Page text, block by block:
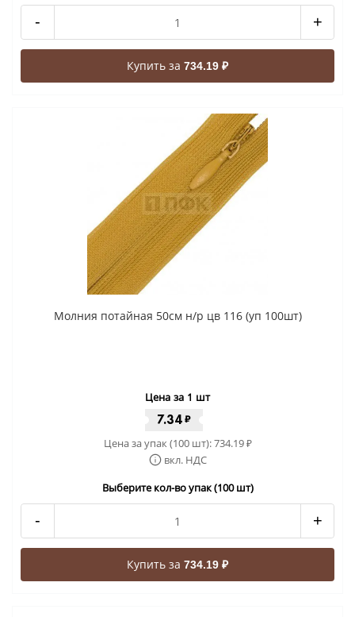
- +
Купить за 734.19 ₽
Молния потайная 50см н/р цв 116 (уп 100шт)
Цена за 1 шт
7.34 ₽
Цена за упак (100 шт):734.19₽
вкл. НДС
Выберите кол-во упак (100 шт)
- +
Купить за 734.19 ₽